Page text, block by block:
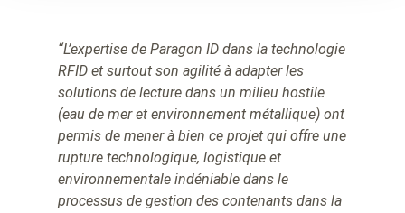
“L’expertise de Paragon ID dans la technologie
RFID et surtout son agilité à adapter les
solutions de lecture dans un milieu hostile
(eau de mer et environnement métallique) ont
permis de mener à bien ce projet qui offre une
rupture technologique, logistique et
environnementale indéniable dans le
processus de gestion des contenants dans la